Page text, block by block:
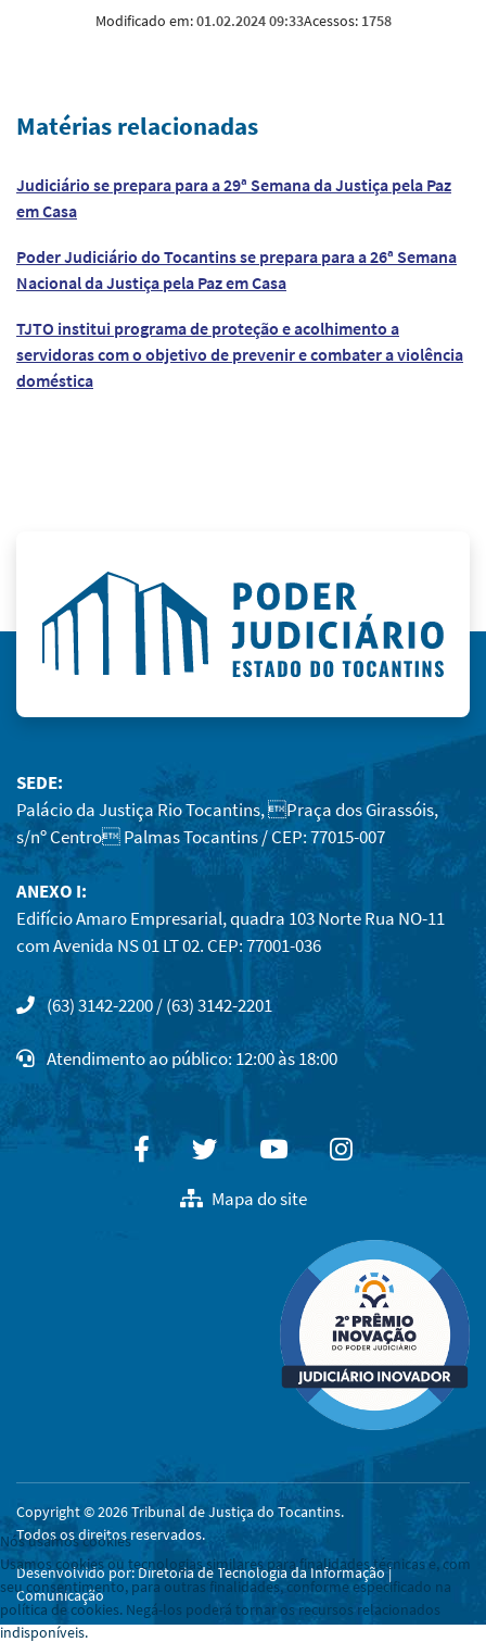
Modificado em:01.02.2024 09:33Acessos: 1758
Matérias relacionadas
Judiciário se prepara para a 29ª Semana da Justiça pela Paz
em Casa
Poder Judiciário do Tocantins se prepara para a 26ª Semana
Nacional da Justiça pela Paz em Casa
TJTO institui programa de proteção e acolhimento a
servidoras com o objetivo de prevenir e combater a violência
doméstica
SEDE:
Palácio da Justiça Rio Tocantins, Praça dos Girassóis,
s/nº Centro Palmas Tocantins / CEP: 77015-007
ANEXO I:
Edifício Amaro Empresarial, quadra 103 Norte Rua NO-11
com Avenida NS 01 LT 02. CEP: 77001-036
(63) 3142-2200 / (63) 3142-2201
Atendimento ao público: 12:00 às 18:00
FacebookTwitterYoutubeInstagram
Mapa do site
Copyright © 2026 Tribunal de Justiça do Tocantins.
Todos os direitos reservados.
Desenvolvido por: Diretoria de Tecnologia da Informação |
Comunicação
Nós usamos cookies
Usamos cookies ou tecnologias similares para finalidades técnicas e, com
seu consentimento, para outras finalidades, conforme especificado na
política de cookies. Negá-los poderá tornar os recursos relacionados
indisponíveis.